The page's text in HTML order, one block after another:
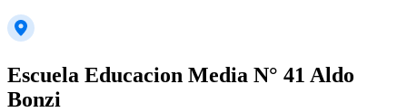
Escuela Educacion Media N° 41 Aldo
Bonzi